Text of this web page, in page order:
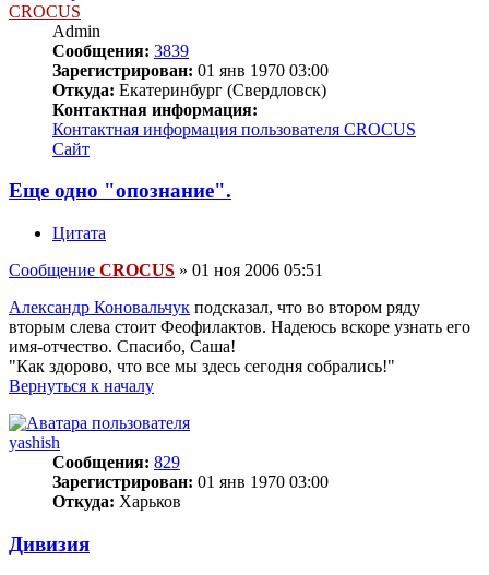
CROCUS
Admin
Сообщения: 3839
Зарегистрирован: 01 янв 1970 03:00
Откуда: Екатеринбург (Свердловск)
Контактная информация:
Контактная информация пользователя CROCUS
Сайт
Еще одно "опознание".
Цитата
Сообщение CROCUS » 01 ноя 2006 05:51
Александр Коновальчук подсказал, что во втором ряду
вторым слева стоит Феофилактов. Надеюсь вскоре узнать его
имя-отчество. Спасибо, Саша!
"Как здорово, что все мы здесь сегодня собрались!"
Вернуться к началу
yashish
Сообщения: 829
Зарегистрирован: 01 янв 1970 03:00
Откуда: Харьков
Дивизия